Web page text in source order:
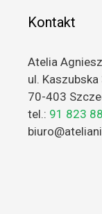
Kontakt
Atelia
ul.
70-403
tel.: 91 823